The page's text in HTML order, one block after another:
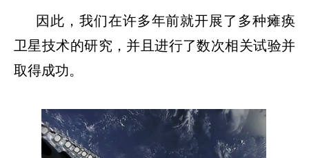
因此，我们在许多年前就开展了多种瘫痪
卫星技术的研究，并且进行了数次相关试验并
取得成功。